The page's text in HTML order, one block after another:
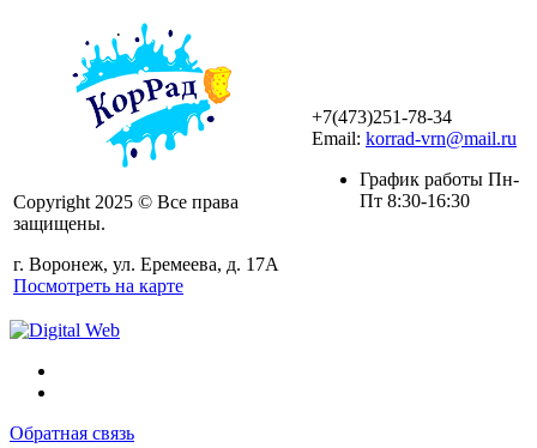
Copyright 2025 © Все права
защищены.
г. Воронеж, ул. Еремеева, д. 17А
Посмотреть на карте
+7(473)251-78-34
Email: korrad-vrn@mail.ru
График работы Пн-
Пт 8:30-16:30
Обратная связь